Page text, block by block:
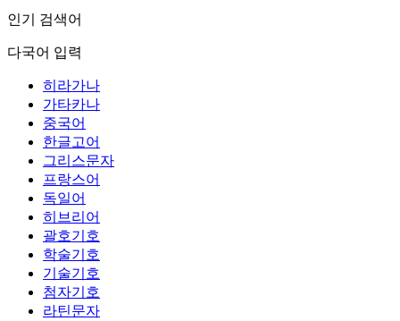
인기 검색어
다국어 입력
히라가나
가타카나
중국어
한글고어
그리스문자
프랑스어
독일어
히브리어
괄호기호
학술기호
기술기호
첨자기호
라틴문자